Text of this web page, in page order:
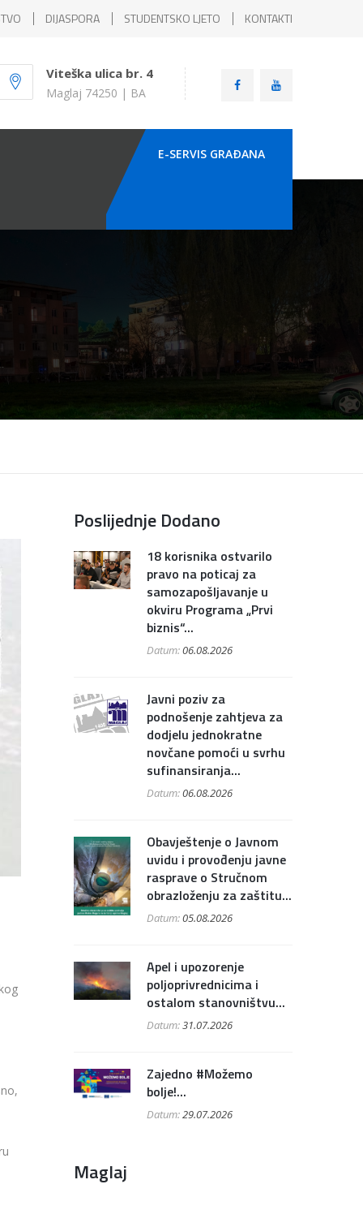
DIJASPORA STUDENTSKO LJETO KONTAKTI
Viteška ulica br. 4
Maglaj 74250 | BA
E-SERVIS GRAÐANA
Poslijednje Dodano
18 korisnika ostvarilo
pravo na poticaj za
samozapošljavanje u
okviru Programa „Prvi
biznis“...
Datum:06.08.2026
Javni poziv za
podnošenje zahtjeva za
dodjelu jednokratne
novčane pomoći u svrhu
sufinansiranja...
Datum:06.08.2026
Obavještenje o Javnom
uvidu i provođenju javne
rasprave o Stručnom
obrazloženju za zaštitu...
Datum:05.08.2026
Apel i upozorenje
poljoprivrednicima i
ostalom stanovništvu...
Datum:31.07.2026
Zajedno #Možemo
bolje!...
Datum:29.07.2026
Maglaj